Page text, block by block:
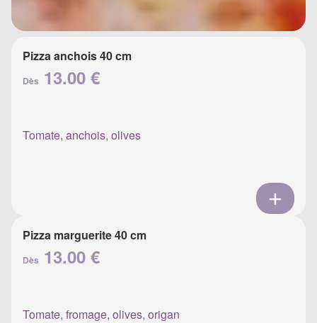
Pizza anchois 40 cm
Dès 13.00 €
Tomate, anchois, olives
Pizza marguerite 40 cm
Dès 13.00 €
Tomate, fromage, olives, origan